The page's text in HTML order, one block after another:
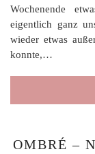
Wochenende
eigentlich ganz
wieder etwas
konnte,…
OMBRÉ –